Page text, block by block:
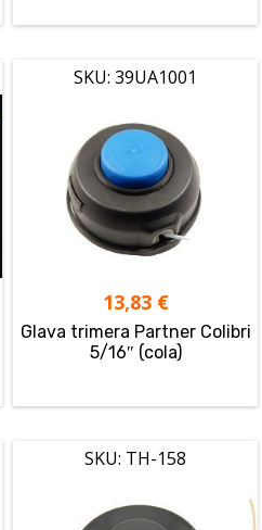
SKU: 39UA1001
13,83 €
Glava trimera Partner Colibri
5/16″ (cola)
SKU: TH-158